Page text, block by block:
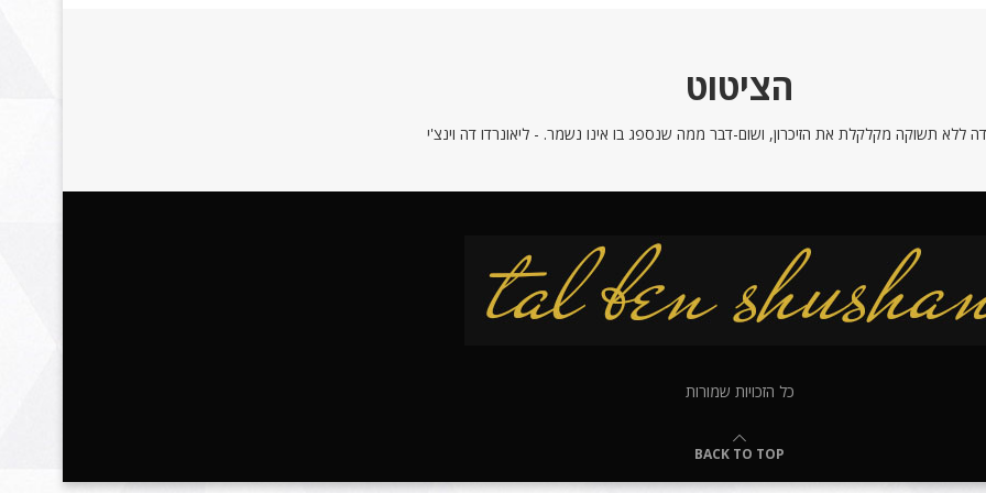
הציטוט
ללא תשוקה מקלקלת את הזיכרון, ושום-דבר ממה שנספג בו אינו נשמר. - ליאונרדו דה וינצ'י
כל הזכויות שמורות
BACK TO TOP